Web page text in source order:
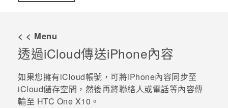
配件
優惠專區
< < Menu
透過iCloud傳送iPhone內容
如果您擁有iCloud帳號，可將iPhone內容同步至
iCloud儲存空間，然後再將聯絡人或電話等內容傳
輸至 HTC One X10 。